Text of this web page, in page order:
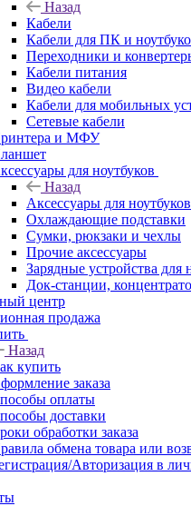
Назад
Кабели
Кабели для ПК и
Переходники и
Кабели питания
Видео кабели
Кабели для мобильных
Сетевые кабели
и МФУ
для ноутбуков
Назад
Аксессуары для ноутбуков
Охлаждающие подставки
Сумки, рюкзаки и чехлы
Прочие аксессуары
Зарядные устройства для
Док-станции,
центр
продажа
Назад
купить
заказа
оплаты
доставки
обработки заказа
обмена товара или
Авторизация в